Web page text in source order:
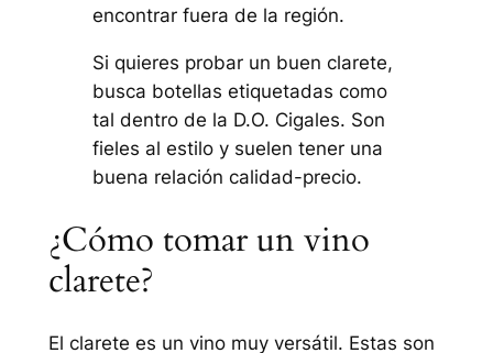
encontrar fuera de la región.
Si quieres probar un buen clarete,
busca botellas etiquetadas como
tal dentro de la D.O. Cigales. Son
fieles al estilo y suelen tener una
buena relación calidad-precio.
¿Cómo tomar un vino
clarete?
El clarete es un vino muy versátil. Estas son